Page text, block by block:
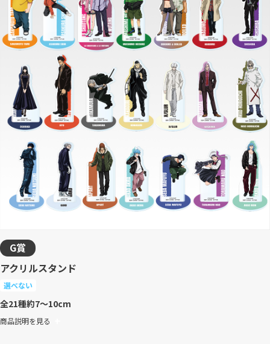
G賞
アクリルスタンド
選べない
全21種約7～10cm
商品説明を見る